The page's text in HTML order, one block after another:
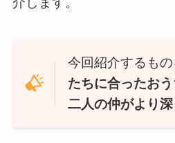
今回紹介するもの
たちに合ったお
二人の仲がより